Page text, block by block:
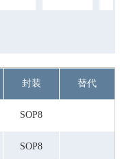
封装 替代
SOP8
SOP8